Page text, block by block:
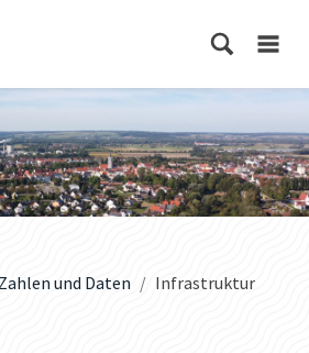
Zahlen und Daten Infrastruktur